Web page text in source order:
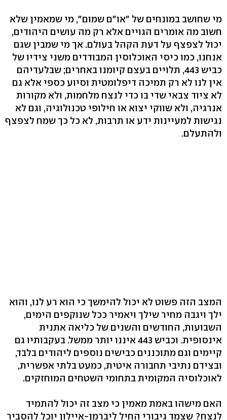
מי שחושב במונחים של "או"ם שמום", מי שמאמין שלא
חשוב מה אומרים הגויים אלא רק מה עושים היהודים,
יכול לצפצף על דעת הקהל בעולם. אך מי שמבין שגם
אנחנו, כמו כיסי האוכלוסין המבודדים משני צידיו של
כביש 443, תלויים בעצם קיומנו באחרים; שבלעדיהם
אין לנו לא רק תמיכה דיפלומטית וסיוע כספי אלא גם
לא ציוד צבאי שדי בו כדי לנצח מלחמות, ולא מקורות
אנרגיה, ולא שווקי יצוא או חילופי טכנולוגיה, וגם לא
נגישות למעיינות ידע או תרבות, לא כל כך שמח לצפצף
ולהתעלם.
המצב הזה פשוט לא יכול להימשך כי הוא רע לנו, והוא
ילך ויגבה מחיר שילך ויאמיר ככל שנוקפים הימים,
השבועות, החודשים והשנים של כליאה אתנית
אינסופית. וכביש 443 איננו יותר ממשל. בעקבותיו גם
קיימים וגם מתוכננים כבישים נוספים ליהודים בלבד,
ובצידם נתיבי תחבורה איטית, כמעט בלתי אפשרית,
לאוכלוסיה המקומית בתחומי השטחים המוחזקים.
האם מישהו באמת מאמין כי מצב זה יכול להתמיד
לנצח? שצמד גיבורי החיל ליברמן-איילון יוכל להסביר